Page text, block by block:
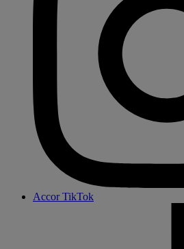
Accor TikTok